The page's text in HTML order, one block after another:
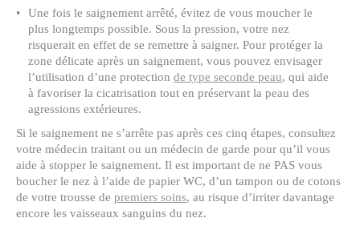
Une fois le saignement arrêté, évitez de vous moucher le
plus longtemps possible. Sous la pression, votre nez
risquerait en effet de se remettre à saigner. Pour protéger la
zone délicate après un saignement, vous pouvez envisager
l’utilisation d’une protection de type seconde peau, qui aide
à favoriser la cicatrisation tout en préservant la peau des
agressions extérieures.
Si le saignement ne s’arrête pas après ces cinq étapes, consultez
votre médecin traitant ou un médecin de garde pour qu’il vous
aide à stopper le saignement. Il est important de ne PAS vous
boucher le nez à l’aide de papier WC, d’un tampon ou de cotons
de votre trousse de premiers soins, au risque d’irriter davantage
encore les vaisseaux sanguins du nez.